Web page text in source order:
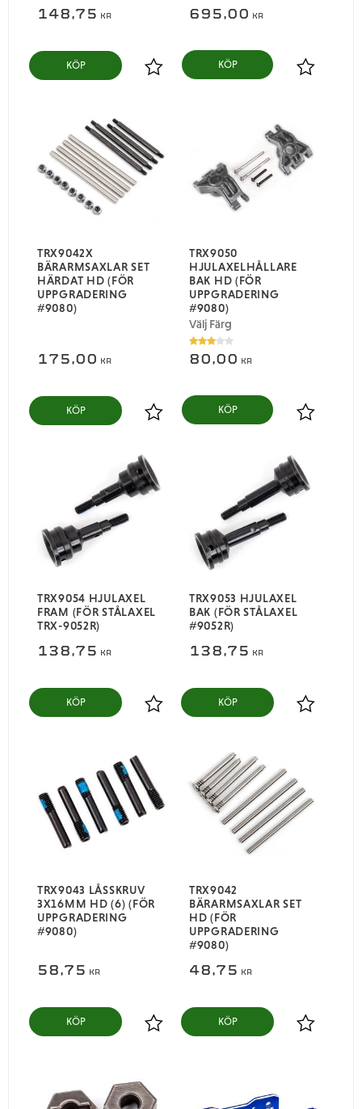
148,75 KR
Lägg till i favoriter
KÖP
695,00 KR
Lägg till i
TRX9042X
BÄRARMSAXLAR SET
HÄRDAT HD (FÖR
UPPGRADERING
#9080)
175,00 KR
Lägg till i favoriter
KÖP
TRX9050
HJULAXELHÅLLARE
BAK HD (FÖR
UPPGRADERING
#9080)
Välj Färg
80,00 KR
Lägg till i
TRX9054 HJULAXEL
FRAM (FÖR STÅLAXEL
TRX-9052R)
138,75 KR
Lägg till i favoriter
KÖP
TRX9053 HJULAXEL
BAK (FÖR STÅLAXEL
#9052R)
138,75 KR
Lägg till i
KÖP
TRX9043 LÅSSKRUV
3X16MM HD (6) (FÖR
UPPGRADERING
#9080)
58,75 KR
Lägg till i favoriter
KÖP
TRX9042
BÄRARMSAXLAR SET
HD (FÖR
UPPGRADERING
#9080)
48,75 KR
Lägg till i
KÖP